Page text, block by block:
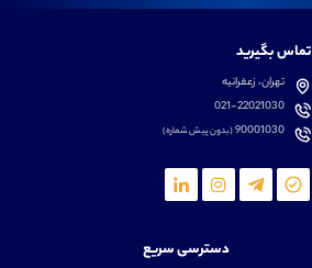
تماس بگیرید
تهران، زعفرانیه
021-22021030
90001030(بدون پیش شماره)
دسترسی سریع